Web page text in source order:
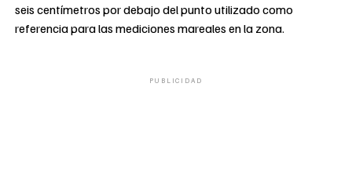
seis centímetros por debajo del punto utilizado como
referencia para las mediciones mareales en la zona.
PUBLICIDAD